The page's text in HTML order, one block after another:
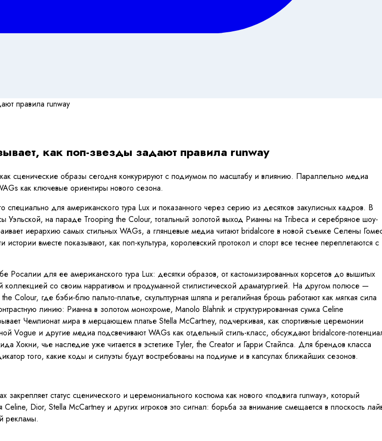
как поп-звезды задают правила runway
сценические образы сегодня конкурируют с подиумом по масштабу и влиянию. Параллельно медиа
как ключевые ориентиры нового сезона.
для американского тура Lux и показанного через серию из десятков закулисных кадров. В
на параде Trooping the Colour, тотальный золотой выход Рианны на Tribeca и серебряное шоу-
иерархию самых стильных WAGs, а глянцевые медиа читают bridalcore в новой съемке Селены
вместе показывают, как поп-культура, королевский протокол и спорт все теснее переплетаются с
для ее американского тура Lux: десятки образов, от кастомизированных корсетов до вышитых
коллекцией со своим нарративом и продуманной стилистической драматургией. На другом полюсе —
где бэби-блю пальто-платье, скульптурная шляпа и регалийная брошь работают как мягкая сила
линию: Рианна в золотом монохроме, Manolo Blahnik и структурированная сумка Celine
Чемпионат мира в мерцающем платье Stella McCartney, подчеркивая, как спортивные церемонии
Vogue и другие медиа подсвечивают WAGs как отдельный стиль-класс, обсуждают bridalcore-
Хокни, чье наследие уже читается в эстетике Tyler, the Creator и Гарри Стайлса. Для брендов класса
того, какие коды и силуэты будут востребованы на подиуме и в капсулах ближайших сезонов.
статус сценического и церемониального костюма как нового «подвига runway», который
Dior, Stella McCartney и других игроков это сигнал: борьба за внимание смещается в плоскость
рекламы.